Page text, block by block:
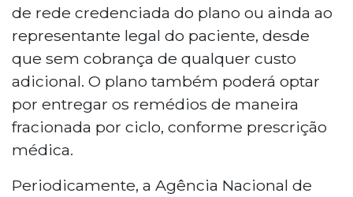
de rede credenciada do plano ou ainda ao
representante legal do paciente, desde
que sem cobrança de qualquer custo
adicional. O plano também poderá optar
por entregar os remédios de maneira
fracionada por ciclo, conforme prescrição
médica.
Periodicamente, a Agência Nacional de